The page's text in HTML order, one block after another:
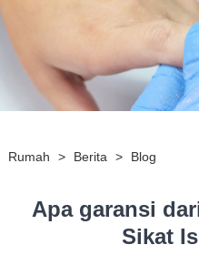
Rumah > Berita > Blog
Apa garansi
Sikat